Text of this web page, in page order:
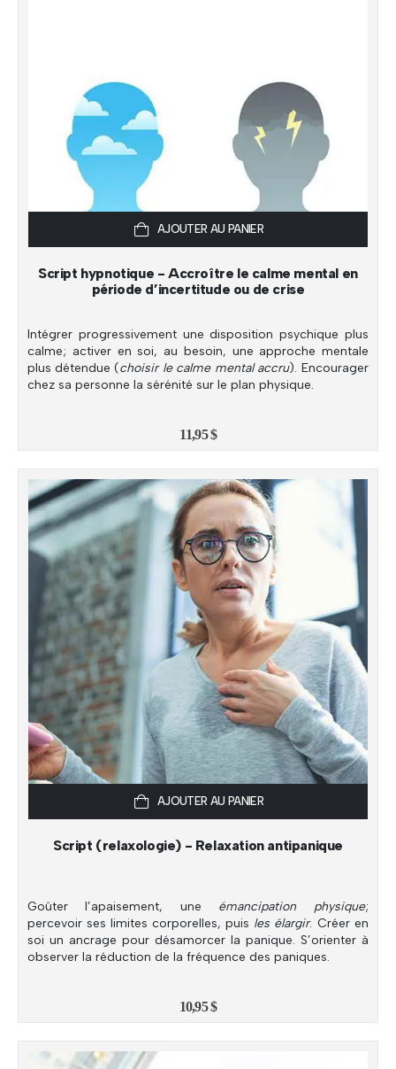
AJOUTER AU PANIER
Script hypnotique - Accroître le calme mental en
période d’incertitude ou de crise
Intégrer progressivement une disposition psychique plus
calme; activer en soi, au besoin, une approche mentale
plus détendue (choisir le calme mental accru). Encourager
chez sa personne la sérénité sur le plan physique.
11,95$
AJOUTER AU PANIER
Script (relaxologie) - Relaxation antipanique
Goûter l’apaisement, une émancipation physique;
percevoir ses limites corporelles, puis les élargir. Créer en
soi un ancrage pour désamorcer la panique. S’orienter à
observer la réduction de la fréquence des paniques.
10,95$